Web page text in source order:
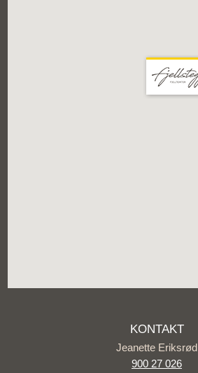
KONTAKT
Jeanette Eriksrød
900 27 026